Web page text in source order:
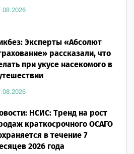
Эксперты «Абсолют
рассказали, что
при укусе насекомого в
НСИС: Тренд на рост
краткосрочного ОСАГО
в течение 7
2026 года